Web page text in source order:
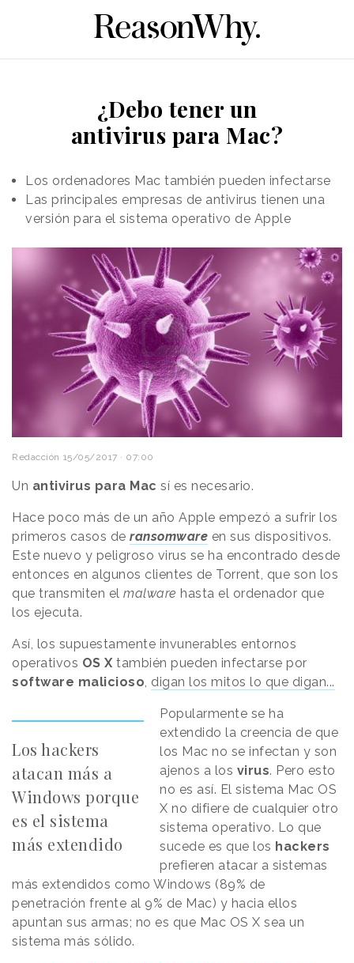
¿Debo tener un
antivirus para Mac?
Los ordenadores Mac también pueden infectarse
Las principales empresas de antivirus tienen una
versión para el sistema operativo de Apple
Redacción 15/05/2017 · 07:00
Un antivirus para Mac sí es necesario.
Hace poco más de un año Apple empezó a sufrir los
primeros casos de ransomware en sus dispositivos.
Este nuevo y peligroso virus se ha encontrado desde
entonces en algunos clientes de Torrent, que son los
que transmiten el malware hasta el ordenador que
los ejecuta.
Así, los supuestamente invunerables entornos
operativos OS X también pueden infectarse por
software malicioso, digan los mitos lo que digan...
Los hackers
atacan más a
Windows porque
es el sistema
más extendido
Popularmente se ha
extendido la creencia de que
los Mac no se infectan y son
ajenos a los virus. Pero esto
no es así. El sistema Mac OS
X no difiere de cualquier otro
sistema operativo. Lo que
sucede es que los hackers
prefieren atacar a sistemas
más extendidos como Windows (89% de
penetración frente al 9% de Mac) y hacia ellos
apuntan sus armas; no es que Mac OS X sea un
sistema más sólido.